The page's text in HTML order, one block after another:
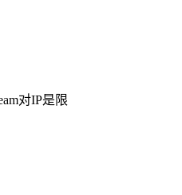
对IP是限